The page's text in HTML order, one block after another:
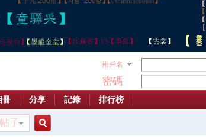
用戶名
密碼
冊 分享 記錄 排行榜
帖子